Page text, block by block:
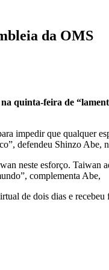
da OMS
quinta-feira de
impedir que qualquer
defendeu Shinzo Abe,
neste esforço. Taiwan
complementa Abe,
de dois dias e